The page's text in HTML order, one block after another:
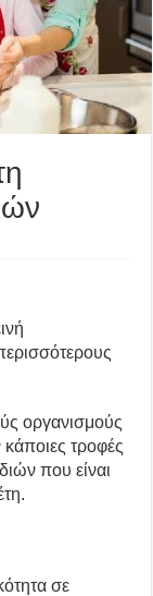
οργανισμούς
τροφές
που είναι
σε